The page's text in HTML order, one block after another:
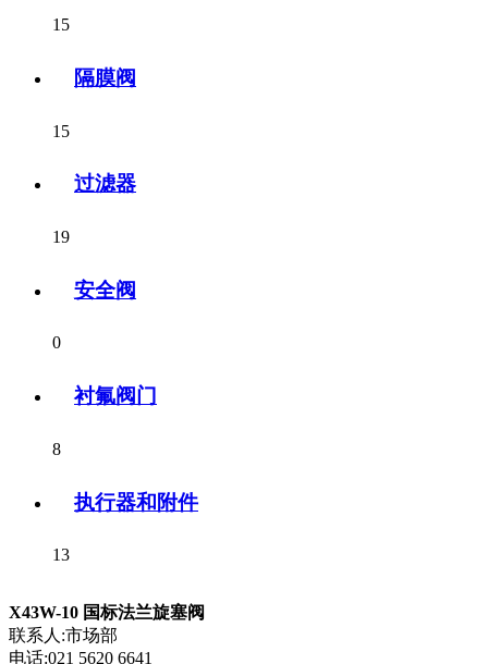
15
隔膜阀
15
过滤器
19
安全阀
0
衬氟阀门
8
执行器和附件
13
X43W-10 国标法兰旋塞阀
联系人:市场部
电话:021 5620 6641